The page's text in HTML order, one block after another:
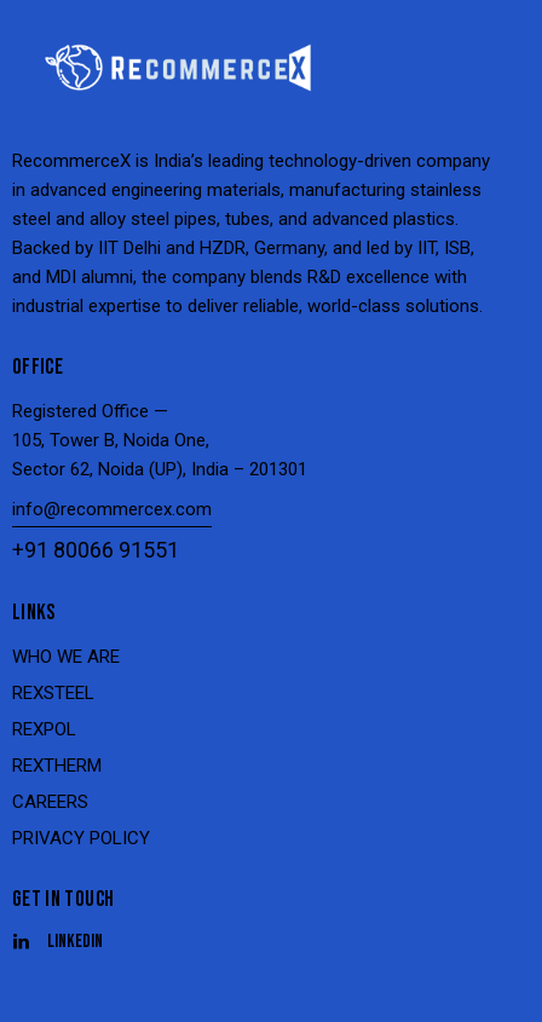
RecommerceX is India’s leading technology-driven company
in advanced engineering materials, manufacturing stainless
steel and alloy steel pipes, tubes, and advanced plastics.
Backed by IIT Delhi and HZDR, Germany, and led by IIT, ISB,
and MDI alumni, the company blends R&D excellence with
industrial expertise to deliver reliable, world-class solutions.
OFFICE
Registered Office —
105, Tower B, Noida One,
Sector 62, Noida (UP), India – 201301
info@recommercex.com
+91 80066 91551
LINKS
WHO WE ARE
REXSTEEL
REXPOL
REXTHERM
CAREERS
PRIVACY POLICY
GET IN TOUCH
Linkedin